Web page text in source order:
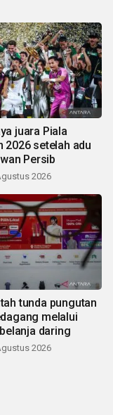
juara Piala
2026 setelah adu
Persib
2026
tunda pungutan
melalui
daring
2026